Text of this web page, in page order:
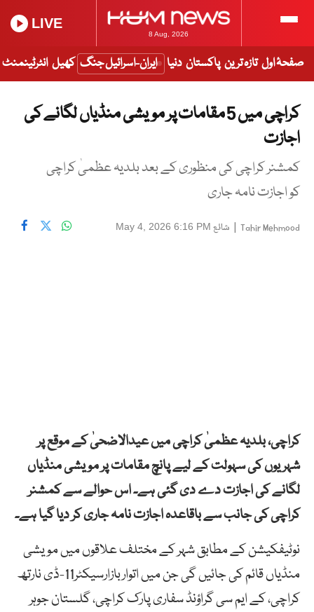
8 Aug, 2026
LIVE
صفحۂ اول تازہ ترین پاکستان دنیا ایران-اسرائیل جنگ کھیل انٹرٹینمنٹ
کراچی میں 5 مقامات پر مویشی منڈیاں لگانے کی
اجازت
کمشنر کراچی کی منظوری کے بعد بلدیہ عظمیٰ کراچی
کو اجازت نامہ جاری
Tahir Mehmood
| شائع May 4, 2026 6:16 PM
کراچی،بلدیہ عظمیٰ کراچیمیں عیدالاضحیٰ کے موقع پر
شہریوں کی سہولت کے لیے پانچ مقامات پر مویشی منڈیاں
لگانے کی اجازت دے دی گئی ہے۔ اس حوالے سے کمشنر
کراچی کی جانب سے باقاعدہ اجازت نامہ جاری کر دیا گیا ہے۔
نوٹیفکیشن کے مطابق شہر کے مختلف علاقوں میں مویشی
منڈیاں قائم کی جائیں گی جن میں اتواربازارسیکٹر11-ڈی نارتھ
کراچی،کے ایم سی گراؤنڈ سفاری پارک کراچی، گلستان جوہر